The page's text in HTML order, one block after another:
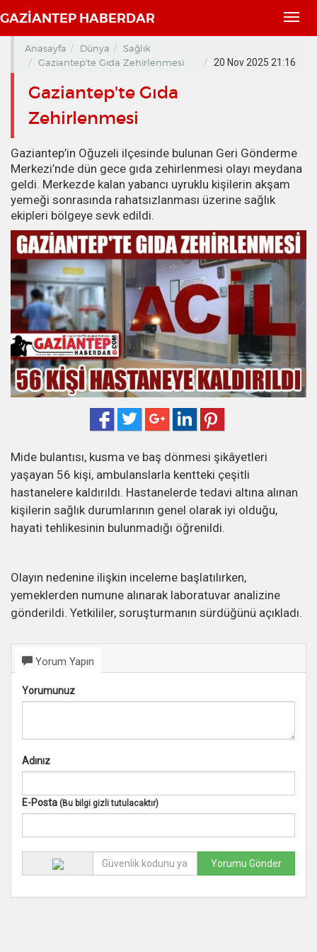
GAZİANTEP HABERDAR
Anasayfa Dünya
Sağlık
Gaziantep'te Gıda Zehirlenmesi
20 Nov 2025 21:16
Gaziantep'te Gıda
Zehirlenmesi
Gaziantep’in Oğuzeli ilçesinde bulunan Geri Gönderme
Merkezi’nde dün gece gıda zehirlenmesi olayı meydana
geldi. Merkezde kalan yabancı uyruklu kişilerin akşam
yemeği sonrasında rahatsızlanması üzerine sağlık
ekipleri bölgeye sevk edildi.
Mide bulantısı, kusma ve baş dönmesi şikâyetleri
yaşayan 56 kişi, ambulanslarla kentteki çeşitli
hastanelere kaldırıldı. Hastanelerde tedavi altına alınan
kişilerin sağlık durumlarının genel olarak iyi olduğu,
hayati tehlikesinin bulunmadığı öğrenildi.
Olayın nedenine ilişkin inceleme başlatılırken,
yemeklerden numune alınarak laboratuvar analizine
gönderildi. Yetkililer, soruşturmanın sürdüğünü açıkladı.
Yorum Yapın
Yorumunuz
Adınız
E-Posta (Bu bilgi gizli tutulacaktır)